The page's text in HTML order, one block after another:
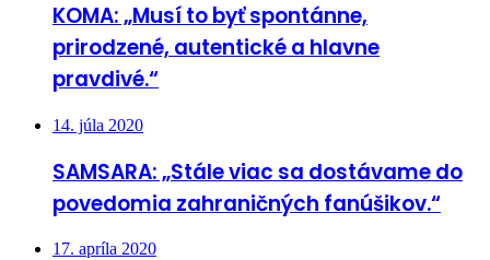
KOMA: „Musí to byť spontánne,
prirodzené, autentické a hlavne
pravdivé.“
14. júla 2020
SAMSARA: „Stále viac sa dostávame do
povedomia zahraničných fanúšikov.“
17. apríla 2020